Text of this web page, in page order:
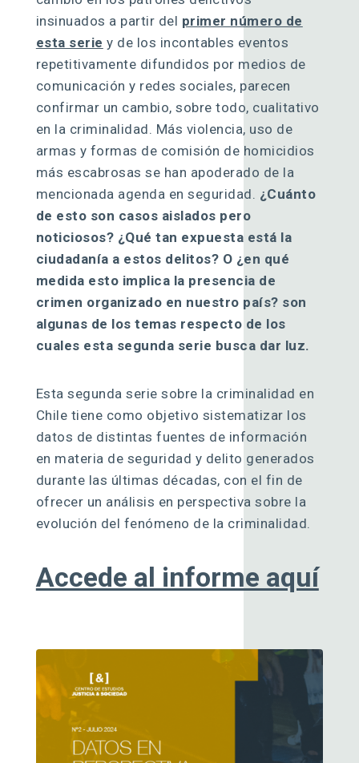
insinuados a partir del primer número de
esta serie y de los incontables eventos
repetitivamente difundidos por medios de
comunicación y redes sociales, parecen
confirmar un cambio, sobre todo, cualitativo
en la criminalidad. Más violencia, uso de
armas y formas de comisión de homicidios
más escabrosas se han apoderado de la
mencionada agenda en seguridad. ¿Cuánto
de esto son casos aislados pero
noticiosos? ¿Qué tan expuesta está la
ciudadanía a estos delitos? O ¿en qué
medida esto implica la presencia de
crimen organizado en nuestro país? son
algunas de los temas respecto de los
cuales esta segunda serie busca dar luz.
Esta segunda serie sobre la criminalidad en
Chile tiene como objetivo sistematizar los
datos de distintas fuentes de información
en materia de seguridad y delito generados
durante las últimas décadas, con el fin de
ofrecer un análisis en perspectiva sobre la
evolución del fenómeno de la criminalidad.
Accede al informe aquí